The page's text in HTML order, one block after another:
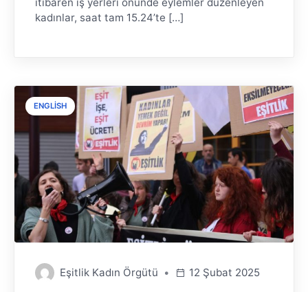
kadınlar, saat tam 15.24’te […]
ENGLISH
Eşitlik Kadın Örgütü 12 Şubat 2025